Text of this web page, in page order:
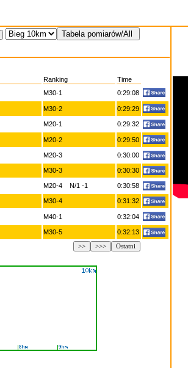
Ranking
Time
M30-1 0:29:08
M30-2 0:29:29
M20-1 0:29:32
M20-2 0:29:50
M20-3 0:30:00
M30-3 0:30:30
M20-4 N/1 -1 0:30:58
M30-4 0:31:32
M40-1 0:32:04
M30-5 0:32:13
Ostatni
>>>
>>